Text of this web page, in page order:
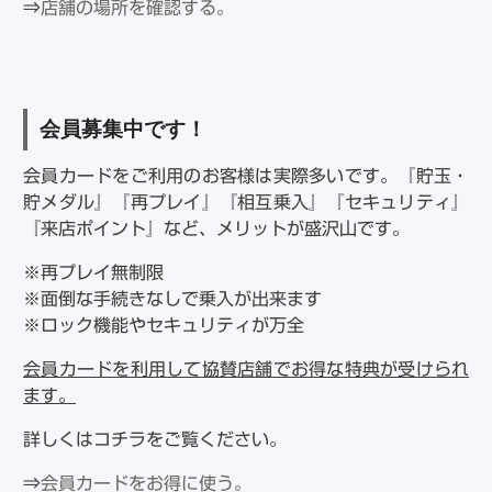
⇒店舗の場所を確認する。
会員募集中です！
会員カードをご利用のお客様は実際多いです。『貯玉・
貯メダル』『再プレイ』『相互乗入』『セキュリティ』
『来店ポイント』など、メリットが盛沢山です。
※再プレイ無制限
※面倒な手続きなしで乗入が出来ます
※ロック機能やセキュリティが万全
会員カードを利用して協賛店舗でお得な特典が受けられ
ます。
詳しくはコチラをご覧ください。
⇒会員カードをお得に使う。